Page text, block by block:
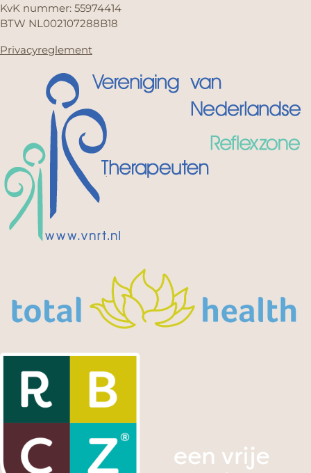
KvK nummer: 55974414
BTW NL002107288B18
Privacyreglement